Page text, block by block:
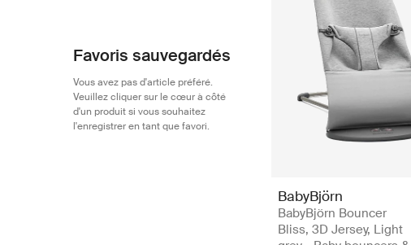
Favoris sauvegardés
Vous avez pas d'article préféré.
Veuillez cliquer sur le cœur à côté
d'un produit si vous souhaitez
l'enregistrer en tant que favori.
BabyBjörn
BabyBjörn Bouncer
Bliss, 3D Jersey, Light